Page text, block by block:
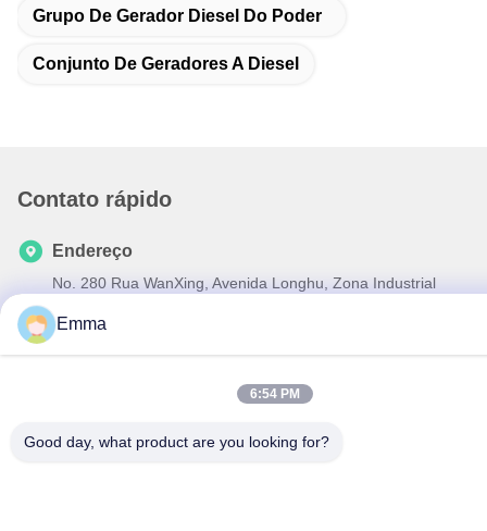
Grupo De Gerador Diesel Do Poder
Conjunto De Geradores A Diesel
Contato rápido
Endereço
No. 280 Rua WanXing, Avenida Longhu, Zona Industrial
sales@sevenpower.com.cn
Emma
6:54 PM
Good day, what product are you looking for?